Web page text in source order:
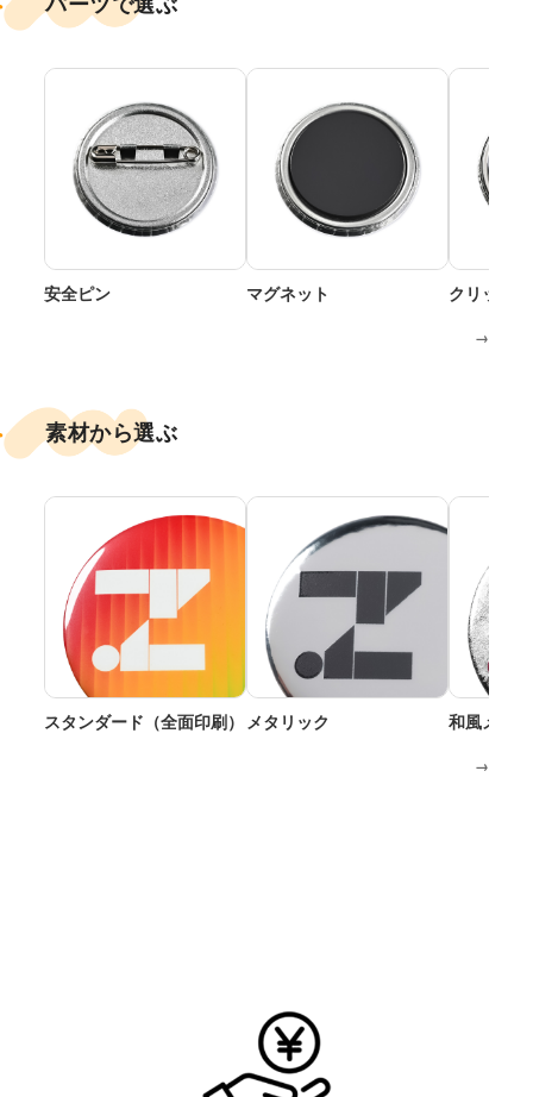
安全ピン マグネット クリップ
→
素材から選ぶ
スタンダード（全面印刷） メタリック 和風メタ
→